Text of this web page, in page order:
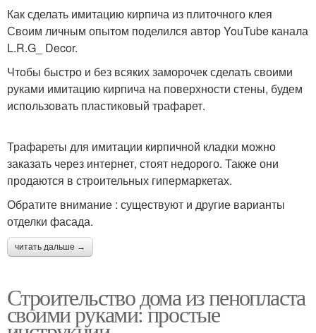
Как сделать имитацию кирпича из плиточного клея
Своим личным опытом поделился автор YouTube канала
L.R.G_ Decor.
Чтобы быстро и без всяких заморочек сделать своими
руками имитацию кирпича на поверхности стены, будем
использовать пластиковый трафарет.
Трафареты для имитации кирпичной кладки можно
заказать через интернет, стоят недорого. Также они
продаются в строительных гипермаркетах.
Обратите внимание : существуют и другие варианты
отделки фасада.
читать дальше →
Строительство дома из пенопласта
своими руками: простые